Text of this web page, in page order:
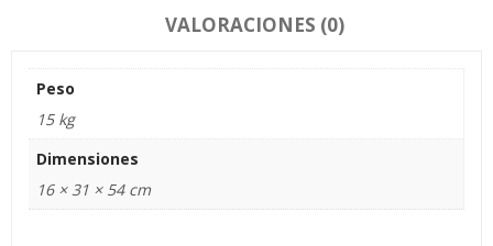
VALORACIONES (0)
Peso
15 kg
Dimensiones
16 × 31 × 54 cm